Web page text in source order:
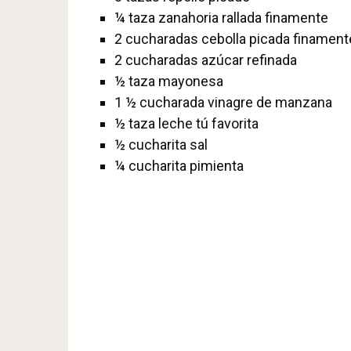
¼ taza zanahoria rallada finamente
2 cucharadas cebolla picada
2 cucharadas azúcar refinada
½ taza mayonesa
1 ½ cucharada vinagre de manzana
½ taza leche tú favorita
½ cucharita sal
¼ cucharita pimienta